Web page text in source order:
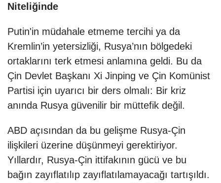
Niteliğinde
Putin'in müdahale etmeme tercihi ya da
Kremlin’in yetersizliği, Rusya’nın bölgedeki
ortaklarını terk etmesi anlamına geldi. Bu da
Çin Devlet Başkanı Xi Jinping ve Çin Komünist
Partisi için uyarıcı bir ders olmalı: Bir kriz
anında Rusya güvenilir bir müttefik değil.
ABD açısından da bu gelişme Rusya-Çin
ilişkileri üzerine düşünmeyi gerektiriyor.
Yıllardır, Rusya-Çin ittifakının gücü ve bu
bağın zayıflatılıp zayıflatılamayacağı tartışıldı.